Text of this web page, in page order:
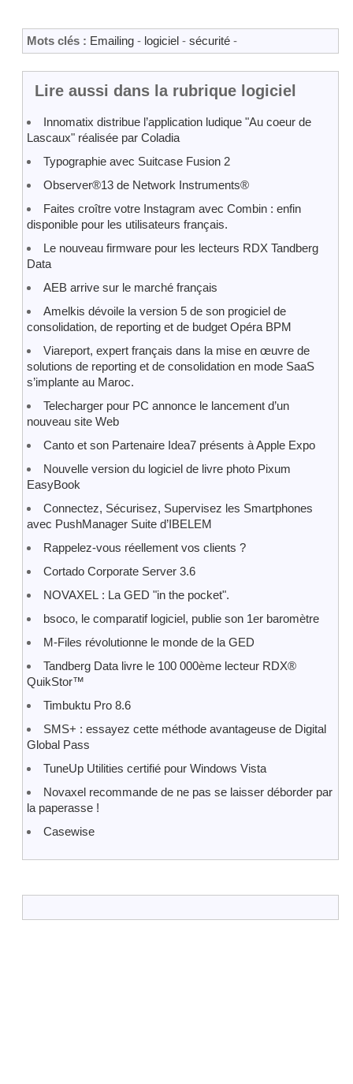
Mots clés : Emailing - logiciel - sécurité -
Lire aussi dans la rubrique logiciel
Innomatix distribue l’application ludique "Au coeur de
Lascaux" réalisée par Coladia
Typographie avec Suitcase Fusion 2
Observer®13 de Network Instruments®
Faites croître votre Instagram avec Combin : enfin
disponible pour les utilisateurs français.
Le nouveau firmware pour les lecteurs RDX Tandberg
Data
AEB arrive sur le marché français
Amelkis dévoile la version 5 de son progiciel de
consolidation, de reporting et de budget Opéra BPM
Viareport, expert français dans la mise en œuvre de
solutions de reporting et de consolidation en mode SaaS
s’implante au Maroc.
Telecharger pour PC annonce le lancement d’un
nouveau site Web
Canto et son Partenaire Idea7 présents à Apple Expo
Nouvelle version du logiciel de livre photo Pixum
EasyBook
Connectez, Sécurisez, Supervisez les Smartphones
avec PushManager Suite d’IBELEM
Rappelez-vous réellement vos clients ?
Cortado Corporate Server 3.6
NOVAXEL : La GED "in the pocket".
bsoco, le comparatif logiciel, publie son 1er baromètre
M-Files révolutionne le monde de la GED
Tandberg Data livre le 100 000ème lecteur RDX®
QuikStor™
Timbuktu Pro 8.6
SMS+ : essayez cette méthode avantageuse de Digital
Global Pass
TuneUp Utilities certifié pour Windows Vista
Novaxel recommande de ne pas se laisser déborder par
la paperasse !
Casewise